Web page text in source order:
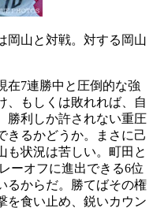
岡山と対戦。対する岡山
在7連勝中と圧倒的な強
、もしくは敗れれば、自
勝利しか許されない重圧
きるかどうか。まさに己
も状況は苦しい。町田と
ーオフに進出できる6位
るからだ。勝てばその権
を食い止め、鋭いカウン